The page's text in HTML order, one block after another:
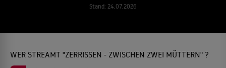
Stand: 24.07.2026
WER STREAMT "ZERRISSEN - ZWISCHEN ZWEI MÜTTERN" ?